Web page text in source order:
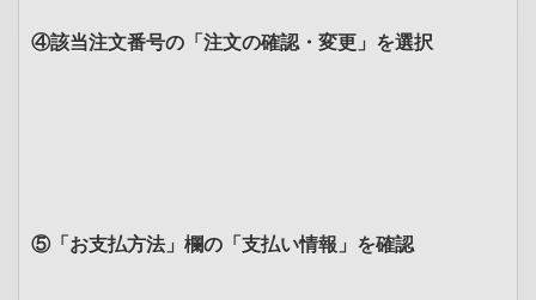
④該当注文番号の「注文の確認・変更」を選択
⑤「お支払方法」欄の「支払い情報」を確認